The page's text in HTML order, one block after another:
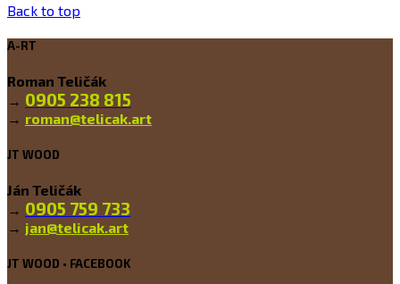
Back to top
A-RT
Roman Teličák
→ 0905 238 815
→ roman@telicak.art
JT WOOD
Ján Teličák
→ 0905 759 733
→ jan@telicak.art
JT WOOD • FACEBOOK